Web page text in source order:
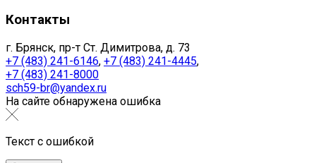
Контакты
г. Брянск, пр-т Ст. Димитрова, д. 73
+7 (483) 241-6146, +7 (483) 241-4445,
+7 (483) 241-8000
sch59-br@yandex.ru
На сайте обнаружена ошибка
Текст с ошибкой